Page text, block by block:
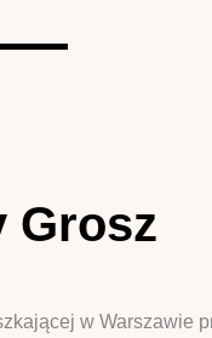
Grosz
w Warszawie